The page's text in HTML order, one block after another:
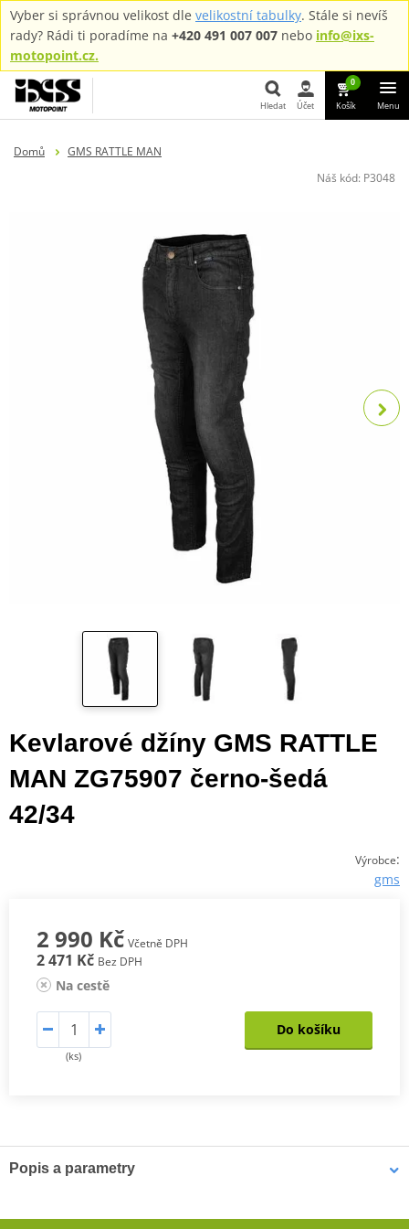
Vyber si správnou velikost dle velikostní tabulky. Stále si nevíš
rady? Rádi ti poradíme na +420 491 007 007 nebo info@ixs-
motopoint.cz.
Hledat Účet
0
Košík Menu
Domů
GMS RATTLE MAN
Náš kód: P3048
Kevlarové džíny GMS RATTLE
MAN ZG75907 černo-šedá
42/34
Výrobce:
gms
2 990 Kč Včetně DPH
2 471 Kč Bez DPH
Na cestě
(ks)
Do košíku
Popis a parametry